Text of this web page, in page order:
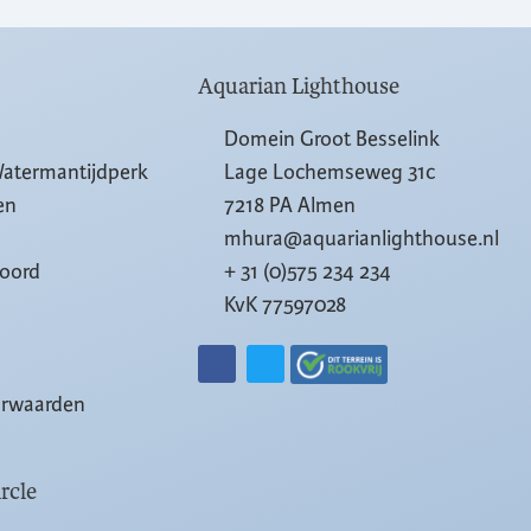
Aquarian Lighthouse
Domein Groot Besselink
Lage Lochemseweg 31c
7218 PA Almen
mhura@aquarianlighthouse.nl
+ 31 (0)575 234 234
KvK 77597028